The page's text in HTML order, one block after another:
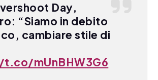
Day,
“Siamo in debito
cambiare stile di
mUnBHW3G6